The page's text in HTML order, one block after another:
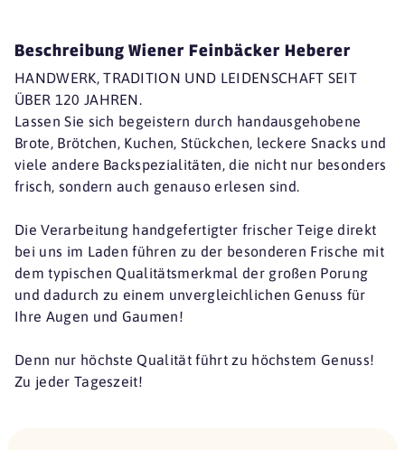
Beschreibung Wiener Feinbäcker Heberer
HANDWERK, TRADITION UND LEIDENSCHAFT SEIT
ÜBER 120 JAHREN.
Lassen Sie sich begeistern durch handausgehobene
Brote, Brötchen, Kuchen, Stückchen, leckere Snacks und
viele andere Backspezialitäten, die nicht nur besonders
frisch, sondern auch genauso erlesen sind.
Die Verarbeitung handgefertigter frischer Teige direkt
bei uns im Laden führen zu der besonderen Frische mit
dem typischen Qualitätsmerkmal der großen Porung
und dadurch zu einem unvergleichlichen Genuss für
Ihre Augen und Gaumen!
Denn nur höchste Qualität führt zu höchstem Genuss!
Zu jeder Tageszeit!